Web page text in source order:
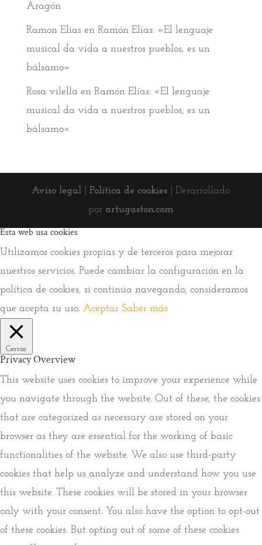
Aragón
Ramon Eliasen Ramón Elías: «El lenguaje
musical da vida a nuestros pueblos, es un
bálsamo»
Rosa vilella en Ramón Elías: «El lenguaje
musical da vida a nuestros pueblos, es un
bálsamo»
Aviso legal |Política de cookies | Desarrollado
por artugaston.com
Esta web usa cookies
Utilizamos cookies propias y de terceros para mejorar
nuestros servicios. Puede cambiar la configuración en la
política de cookies, si continúa navegando, consideramos
que acepta su uso. Aceptar Saber más
Cerrar
Privacy Overview
This website uses cookies to improve your experience while
you navigate through the website. Out of these, the cookies
that are categorized as necessary are stored on your
browser as they are essential for the working of basic
functionalities of the website. We also use third-party
cookies that help us analyze and understand how you use
this website. These cookies will be stored in your browser
only with your consent. You also have the option to opt-out
of these cookies. But opting out of some of these cookies